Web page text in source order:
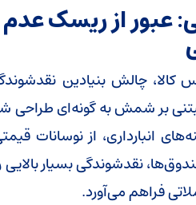
عبور از ریسک
کالا، چالش بنیادین
بر شمش به گونه‌ای طراحی
انبارداری، از نوسانات
نقدشوندگی بسیار
فراهم می‌آورد.